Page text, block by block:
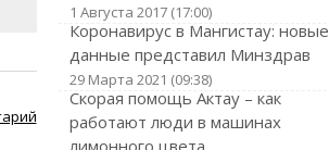
1 Августа 2017 (17:00)
Коронавирус в Мангистау: новые
данные представил Минздрав
29 Марта 2021 (09:38)
Скорая помощь Актау – как
работают люди в машинах
лимонного цвета